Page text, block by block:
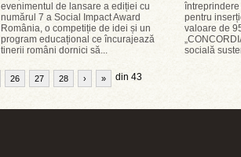
evenimentul de lansare a ediției cu
numărul 7 a Social Impact Award
România, o competiție de idei și un
program educațional ce încurajează
tinerii români dornici să...
pentru
valoare de
socială
26 27 28 din 43
› »